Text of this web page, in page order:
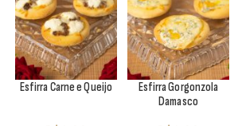
Esfirra Carne e Queijo
Esfirra Gorgonzola
Damasco